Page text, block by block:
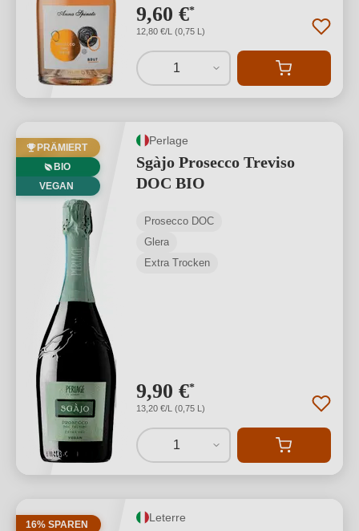
9,60 €*
12,80 €/L (0,75 L)
1
PRÄMIERT
BIO
VEGAN
Perlage
Sgàjo Prosecco Treviso
DOC BIO
Prosecco DOC
Glera
Extra Trocken
9,90 €*
13,20 €/L (0,75 L)
1
16% SPAREN
Leterre